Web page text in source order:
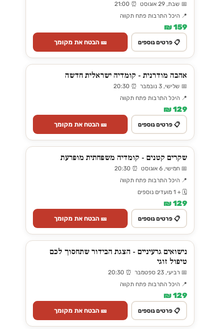
📅 שבת, 29 אוגוסט ⏰ 21:00
📍 היכל התרבות פתח תקווה
159 ₪
📋 פרטים נוספים 🎫 הבטח את מקומך
אהבה מודרנית - קומדיה ישראלית חדשה
📅 שלישי, 3 נובמבר ⏰ 20:30
📍 היכל התרבות פתח תקווה
129 ₪
📋 פרטים נוספים 🎫 הבטח את מקומך
שקרים קטנים - קומדיה משפחתית מופרעת
📅 חמישי, 6 אוגוסט ⏰ 20:30
📍 היכל התרבות פתח תקווה
🗓️ + 1 מועדים נוספים
129 ₪
📋 פרטים נוספים 🎫 הבטח את מקומך
נישואים גרעיניים - הצגת הבידור שתחסוך לכם
טיפול זוגי
📅 רביעי, 23 ספטמבר ⏰ 20:30
📍 היכל התרבות פתח תקווה
129 ₪
📋 פרטים נוספים 🎫 הבטח את מקומך